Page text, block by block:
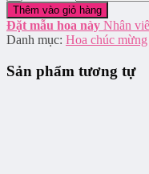
Thêm vào giỏ hàng
Đặt mẫu hoa này Nhân
Danh mục: Hoa chúc mừng
Sản phẩm tương tự